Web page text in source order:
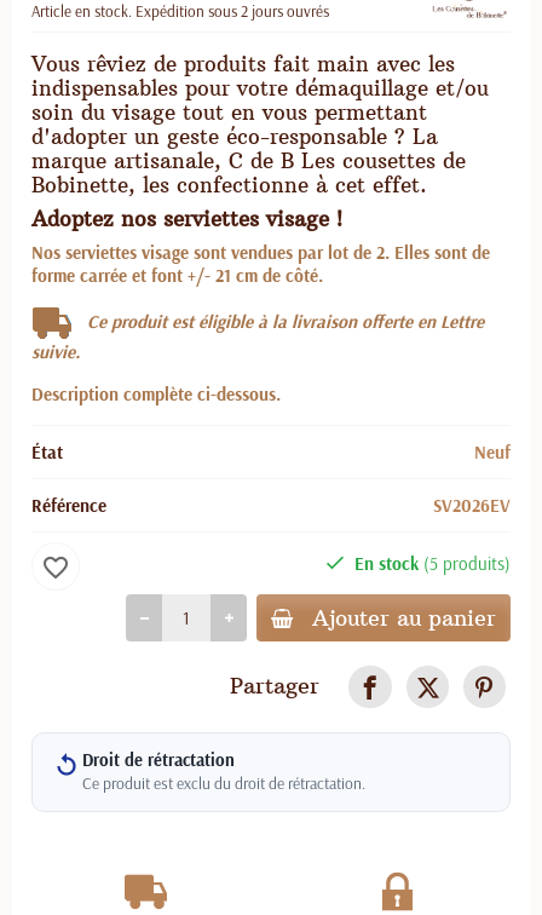
Article en stock. Expédition sous 2 jours ouvrés
Vous rêviez de produits fait main avec les
indispensables pour votre démaquillage et/ou
soin du visage tout en vous permettant
d'adopter un geste éco-responsable ? La
marque artisanale, C de B Les cousettes de
Bobinette, les confectionne à cet effet.
Adoptez nos serviettes visage !
Nos serviettes visage sont vendues par lot de 2. Elles sont de
forme carrée et font +/- 21 cm de côté.
Ce produit est éligible à la livraison offerte en Lettre
suivie.
Description complète ci-dessous.
État Neuf
Référence SV2026EV
En stock (5 produits)
Ajouter au panier
favorite_border
Partager
Droit de rétractation
Ce produit est exclu du droit de rétractation.